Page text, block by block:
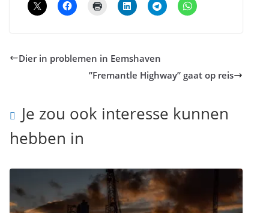
Dier in problemen in Eemshaven
”Fremantle Highway” gaat op reis
Je zou ook interesse kunnen
hebben in